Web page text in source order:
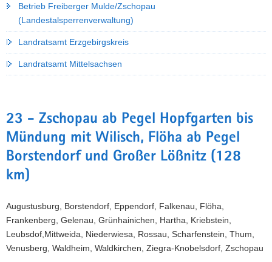
Betrieb Freiberger Mulde/Zschopau
(Landestalsperrenverwaltung)
Landratsamt Erzgebirgskreis
Landratsamt Mittelsachsen
23 - Zschopau ab Pegel Hopfgarten bis
Mündung mit Wilisch, Flöha ab Pegel
Borstendorf und Großer Lößnitz (128
km)
Augustusburg, Borstendorf, Eppendorf, Falkenau, Flöha,
Frankenberg, Gelenau, Grünhainichen, Hartha, Kriebstein,
Leubsdof,Mittweida, Niederwiesa, Rossau, Scharfenstein, Thum,
Venusberg, Waldheim, Waldkirchen, Ziegra-Knobelsdorf, Zschopau